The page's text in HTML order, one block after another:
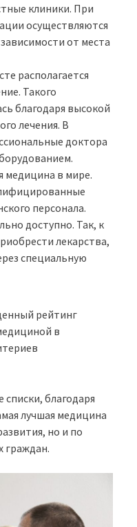
клиники. При
осуществляются
от места
располагается
Такого
благодаря высокой
лечения. В
доктора
медицина в мире.
персонала.
доступно. Так, к
лекарства,
специальную
рейтинг
в
благодаря
лучшая медицина
но и по
граждан.